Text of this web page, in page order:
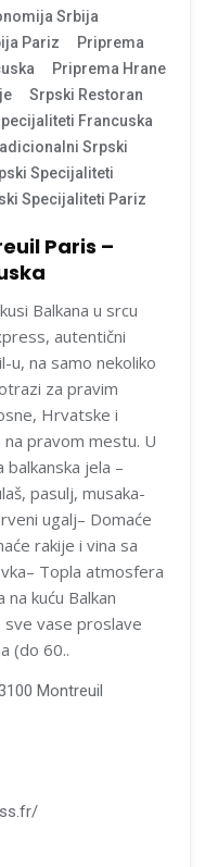
Srbija
Pariz
Priprema
Priprema Hrane
Srpski Restoran
Francuska
Srpski
Specijaliteti
Specijaliteti Pariz
Paris –
Balkana u srcu
autentični
u, na samo nekoliko
za pravim
Hrvatske i
pravom mestu. U
balkanska jela –
pasulj, musaka-
ugalj– Domaće
rakije i vina sa
Topla atmosfera
kuću Balkan
vase proslave
(do 60..
Montreuil